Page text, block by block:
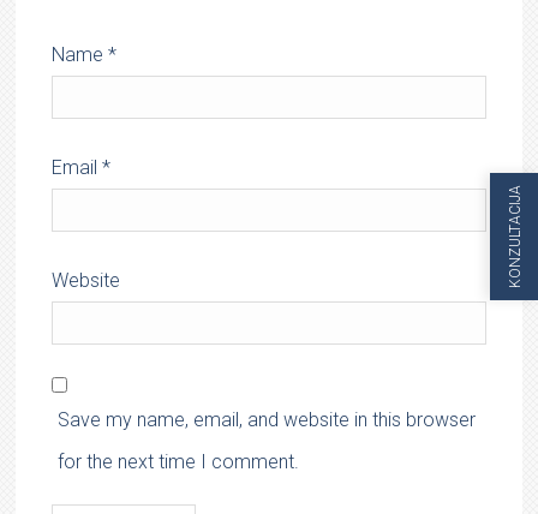
Name*
Email*
Website
Save my name, email, and website in this browser
for the next time I comment.
KONZULTACIJA